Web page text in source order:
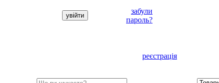
забули
пароль?
реєстрація